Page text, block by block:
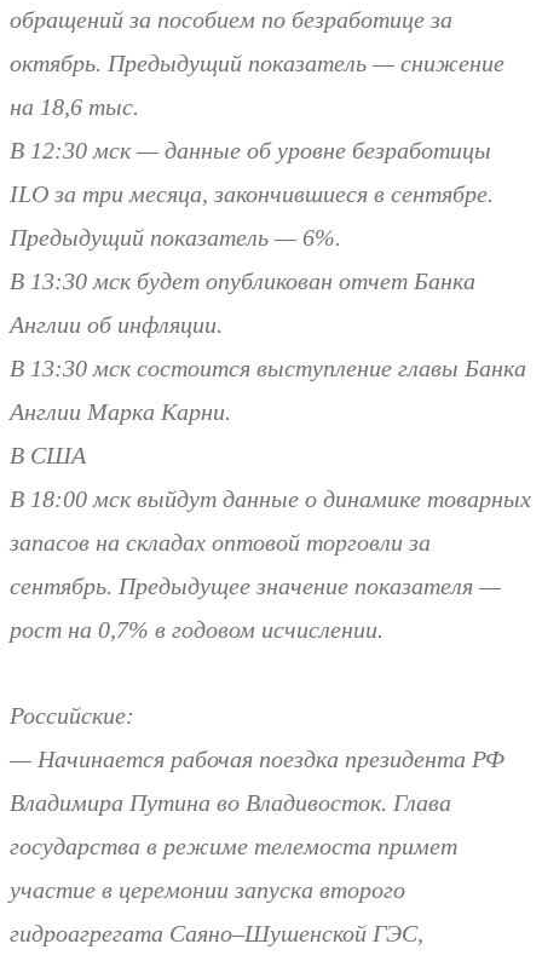
обращений за пособием по безработице за
октябрь. Предыдущий показатель — снижение
на 18,6 тыс.
В 12:30 мск — данные об уровне безработицы
ILO за три месяца, закончившиеся в сентябре.
Предыдущий показатель — 6%.
В 13:30 мск будет опубликован отчет Банка
Англии об инфляции.
В 13:30 мск состоится выступление главы Банка
Англии Марка Карни.
В США
В 18:00 мск выйдут данные о динамике товарных
запасов на складах оптовой торговли за
сентябрь. Предыдущее значение показателя —
рост на 0,7% в годовом исчислении.
Российские:
— Начинается рабочая поездка президента РФ
Владимира Путина во Владивосток. Глава
государства в режиме телемоста примет
участие в церемонии запуска второго
гидроагрегата Саяно–Шушенской ГЭС,